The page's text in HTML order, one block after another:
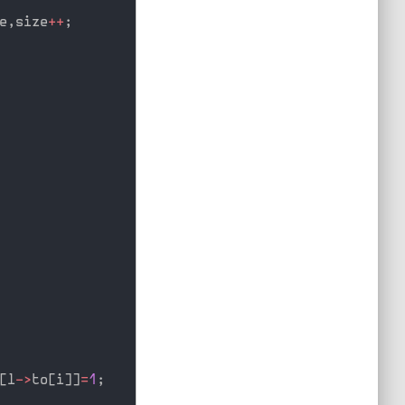
, size++ ;
[l->to [i] ] =1 ;